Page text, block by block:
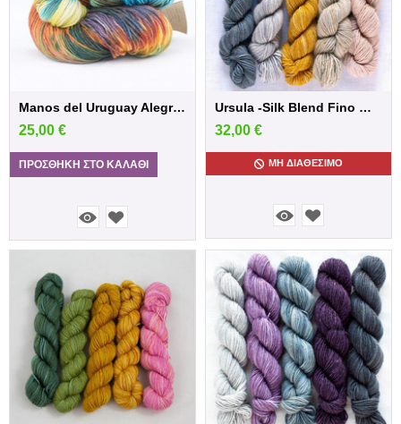
Manos del Uruguay Alegria - Huarache
25,00 €
ΠΡΟΣΘΉΚΗ ΣΤΟ ΚΑΛΆΘΙ
Ursula -Silk Blend Fino Minis
32,00 €
ΜΗ ΔΙΑΘΈΣΙΜΟ